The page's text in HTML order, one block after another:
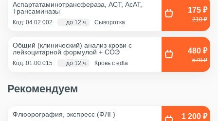
Аспартатаминотрансфераза, АСТ, АсАТ,
Трансаминазы
Код: 04.02.002 до 12 ч. Сыворотка
175 ₽
210 ₽
Общий (клинический) анализ крови с
лейкоцитарной формулой + COЭ
Код: 01.00.015 до 12 ч. Кровь с edta
480 ₽
570 ₽
Рекомендуем
Флюорография, экспресс (ФЛГ) 1 200 ₽